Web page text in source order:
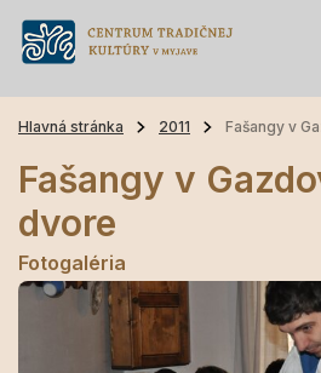
Hlavná stránka 2011 Fašangy v
Fašangy v
dvore
Fotogaléria